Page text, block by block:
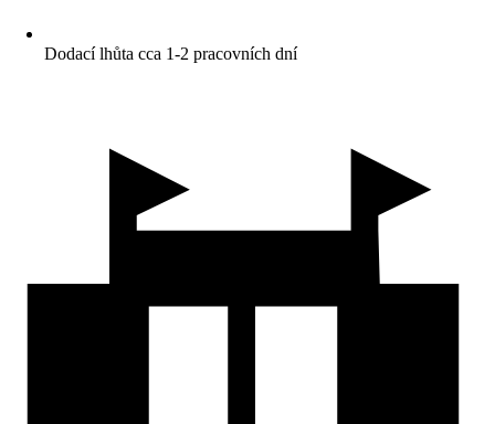
Dodací lhůta cca 1-2 pracovních dní